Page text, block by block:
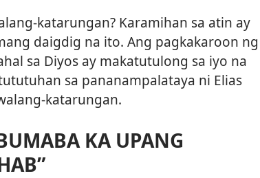
katarungan? Karamihan sa atin ay
daigdig na ito. Ang pagkakaroon ng
sa Diyos ay makatutulong sa iyo na
sa pananampalataya ni Elias
katarungan.
KA UPANG